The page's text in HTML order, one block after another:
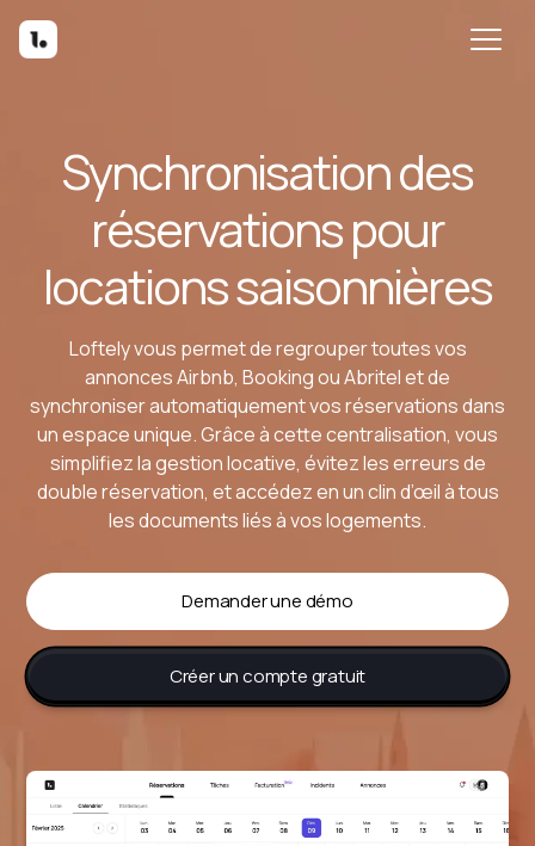
Synchronisation des
réservations pour
locations saisonnières
Loftely vous permet de regrouper toutes vos
annonces Airbnb, Booking ou Abritel et de
synchroniser automatiquement vos réservations dans
un espace unique. Grâce à cette centralisation, vous
simplifiez la gestion locative, évitez les erreurs de
double réservation, et accédez en un clin d’œil à tous
les documents liés à vos logements.
Demander une démo
Créer un compte gratuit